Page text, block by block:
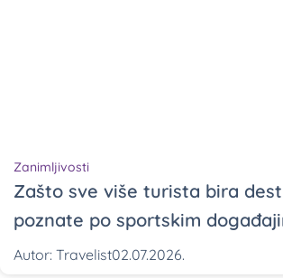
Zanimljivosti
Zašto sve više turista bira
poznate po sportskim
Autor: Travelist02.07.2026.